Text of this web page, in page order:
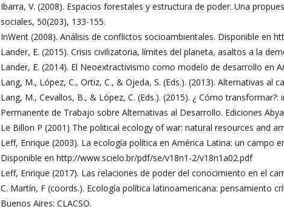
Ibarra, V. (2008). Espacios forestales y estructura de poder. Una
sociales, 50(203), 133-155.
InWent (2008). Análisis de conflictos socioambientales. Disponible en
Lander, E. (2015). Crisis civilizatoria, límites del planeta, asaltos a la
Lander, E. (2014). El Neoextractivismo como modelo de desarrollo en
Lang, M., López, C., Ortiz, C., & Ojeda, S. (Eds.). (2013). Alternativas
Lang, M., Cevallos, B., & López, C. (Eds.). (2015). ¿ Cómo
Permanente de Trabajo sobre Alternativas al Desarrollo. Ediciones Abya
Le Billon P (2001) The political ecology of war: natural resources and
Leff, Enrique (2003). La ecología política en América Latina: un campo
Disponible en http://www.scielo.br/pdf/se/v18n1-2/v18n1a02.pdf
Leff, Enrique (2017). Las relaciones de poder del conocimiento en el
C. Martín, F (coords.). Ecología política latinoamericana: pensamiento
Buenos Aires: CLACSO.